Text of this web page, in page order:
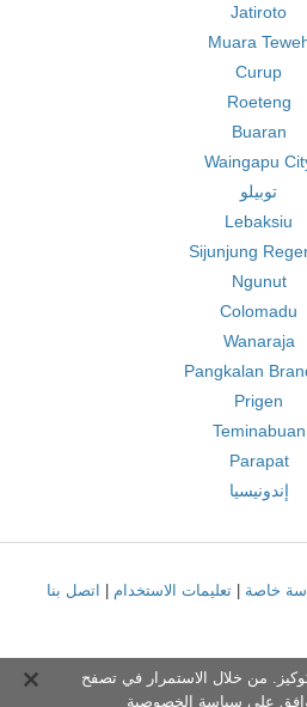
Jatiroto
Muara
Curup
Roeteng
Buaran
Waingapu
توبيلو
Lebaksiu
Sijunjung
Ngunut
Colomadu
Wanaraja
Pangkalan
Prigen
Teminabuan
Parapat
إندونيسيا
خاصة تعليمات الاستخدام اتصل بنا
من خلال الاستمرار في تصفح
على سياسة الخصوصية